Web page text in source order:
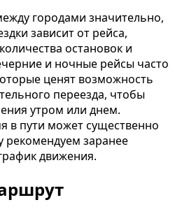
городами значительно,
зависит от рейса,
остановок и
и ночные рейсы часто
ценят возможность
переезда, чтобы
утром или днем.
в пути может существенно
рекомендуем заранее
движения.